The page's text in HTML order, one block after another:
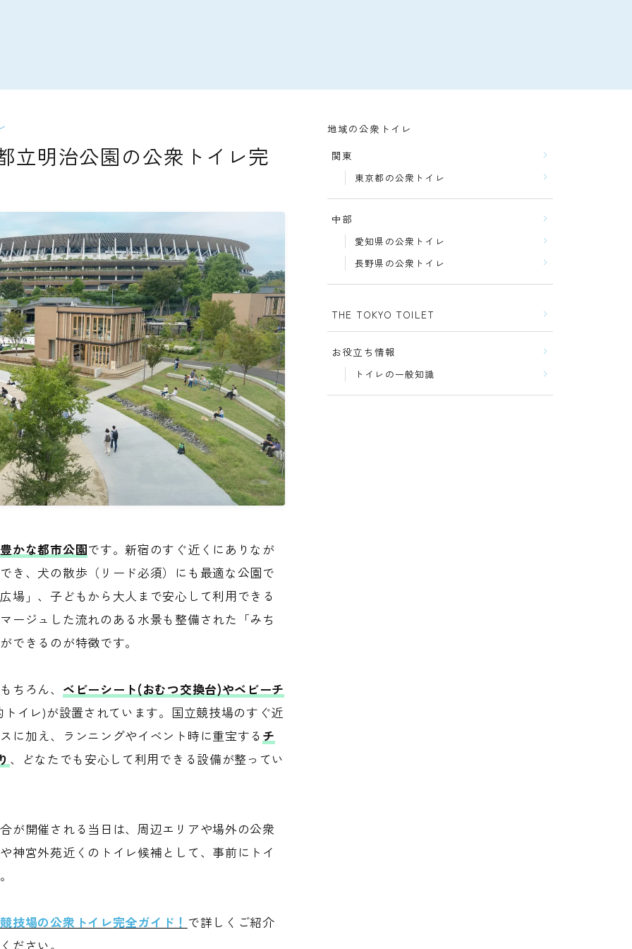
立明治公園の公衆トイレ完
かな都市公園です。新宿のすぐ近くにありなが
き、犬の散歩（リード必須）にも最適な公園で
場」、子どもから大人まで安心して利用できる
ージュした流れのある水景も整備された「みち
できるのが特徴です。
ちろん、 ベビーシート(おむつ交換台)やベビーチ
イレ)が設置されています。国立競技場のすぐ近
に加え、ランニングやイベント時に重宝する チ
、どなたでも安心して利用できる設備が整ってい
が開催される当日は、周辺エリアや場外の公衆
神宮外苑近くのトイレ候補として、事前にトイ
技場の公衆トイレ完全ガイド！ で詳しくご紹介
ださい。
地域の公衆トイレ
関東
東京都の公衆トイレ
中部
愛知県の公衆トイレ
長野県の公衆トイレ
THE TOKYO TOILET
お役立ち情報
トイレの一般知識